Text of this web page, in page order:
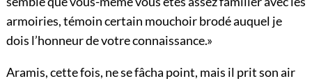
armoiries, témoin certain mouchoir brodé auquel je
dois l’honneur de votre connaissance.»
Aramis, cette fois, ne se fâcha point, mais il prit son air